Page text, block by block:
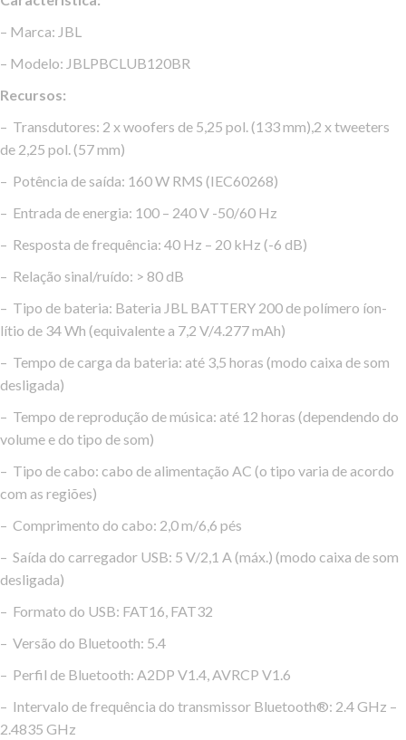
– Marca: JBL
– Modelo: JBLPBCLUB120BR
Recursos:
– Transdutores: 2 x woofers de 5,25 pol. (133 mm),2 x tweeters
de 2,25 pol. (57 mm)
– Potência de saída: 160 W RMS (IEC60268)
– Entrada de energia: 100 – 240 V -50/60 Hz
– Resposta de frequência: 40 Hz – 20 kHz (-6 dB)
– Relação sinal/ruído: > 80 dB
– Tipo de bateria: Bateria JBL BATTERY 200 de polímero íon-
lítio de 34 Wh (equivalente a 7,2 V/4.277 mAh)
– Tempo de carga da bateria: até 3,5 horas (modo caixa de som
desligada)
– Tempo de reprodução de música: até 12 horas (dependendo do
volume e do tipo de som)
– Tipo de cabo: cabo de alimentação AC (o tipo varia de acordo
com as regiões)
– Comprimento do cabo: 2,0 m/6,6 pés
– Saída do carregador USB: 5 V/2,1 A (máx.) (modo caixa de som
desligada)
– Formato do USB: FAT16, FAT32
– Versão do Bluetooth: 5.4
– Perfil de Bluetooth: A2DP V1.4, AVRCP V1.6
– Intervalo de frequência do transmissor Bluetooth®: 2.4 GHz –
2.4835 GHz